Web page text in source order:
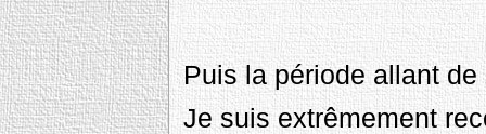
Puis la période allant de
Je suis extrêmement